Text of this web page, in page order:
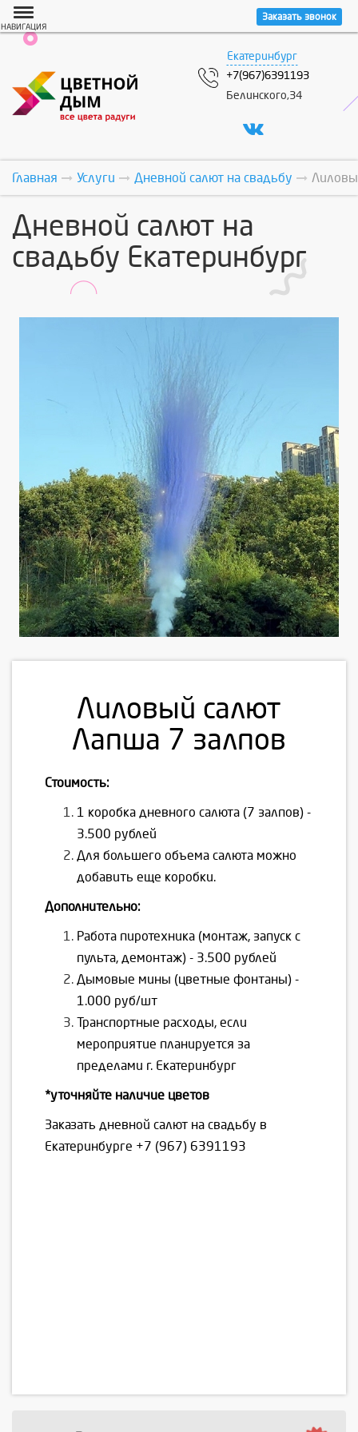
Заказать звонок
НАВИГАЦИЯ
Екатеринбург
+7(967)6391193
Белинского,34
Главная Услуги Дневной салют на свадьбу
Дневной салют на
свадьбу Екатеринбург
Лиловый салют
Лапша 7 залпов
Стоимость:
1 коробка дневного салюта (7 залпов) -
3.500 рублей
Для большего объема салюта можно
добавить еще коробки.
Дополнительно:
Работа пиротехника (монтаж, запуск с
пульта, демонтаж) - 3.500 рублей
Дымовые мины (цветные фонтаны) -
1.000 руб/шт
Транспортные расходы, если
мероприятие планируется за
пределами г. Екатеринбург
*уточняйте наличие цветов
Заказать дневной салют на свадьбу в
Екатеринбурге +7 (967) 6391193